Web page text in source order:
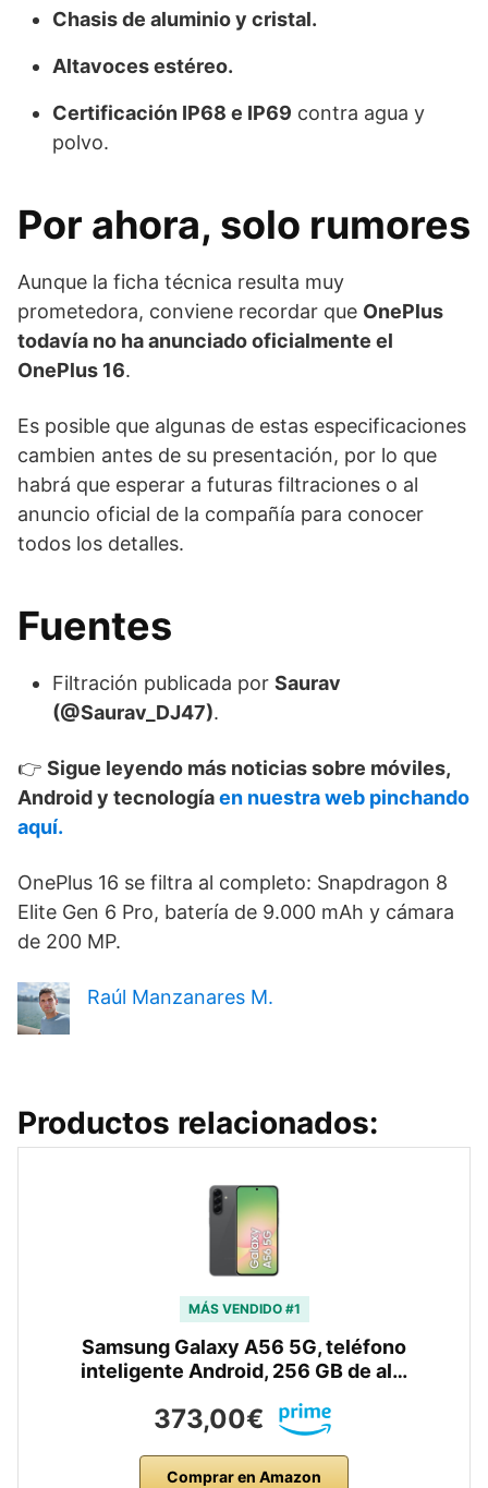
Chasis de aluminio y cristal.
Altavoces estéreo.
Certificación IP68 e IP69 contra agua y
polvo.
Por ahora, solo rumores
Aunque la ficha técnica resulta muy
prometedora, conviene recordar que OnePlus
todavía no ha anunciado oficialmente el
OnePlus 16.
Es posible que algunas de estas especificaciones
cambien antes de su presentación, por lo que
habrá que esperar a futuras filtraciones o al
anuncio oficial de la compañía para conocer
todos los detalles.
Fuentes
Filtración publicada por Saurav
(@Saurav_DJ47).
👉 Sigue leyendo más noticias sobre móviles,
Android y tecnologíaen nuestra web pinchando
aquí.
OnePlus 16 se filtra al completo: Snapdragon 8
Elite Gen 6 Pro, batería de 9.000 mAh y cámara
de 200 MP.
Raúl Manzanares M.
Productos relacionados:
MÁS VENDIDO #1
Samsung Galaxy A56 5G, teléfono
inteligente Android, 256 GB de al…
373,00€
Comprar en Amazon